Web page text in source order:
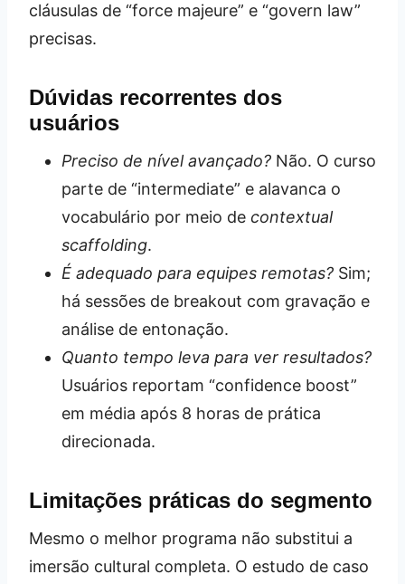
cláusulas de “force majeure” e “govern law”
precisas.
Dúvidas recorrentes dos
usuários
Preciso de nível avançado? Não. O curso
parte de “intermediate” e alavanca o
vocabulário por meio de contextual
scaffolding.
É adequado para equipes remotas? Sim;
há sessões de breakout com gravação e
análise de entonação.
Quanto tempo leva para ver resultados?
Usuários reportam “confidence boost”
em média após 8 horas de prática
direcionada.
Limitações práticas do segmento
Mesmo o melhor programa não substitui a
imersão cultural completa. O estudo de caso